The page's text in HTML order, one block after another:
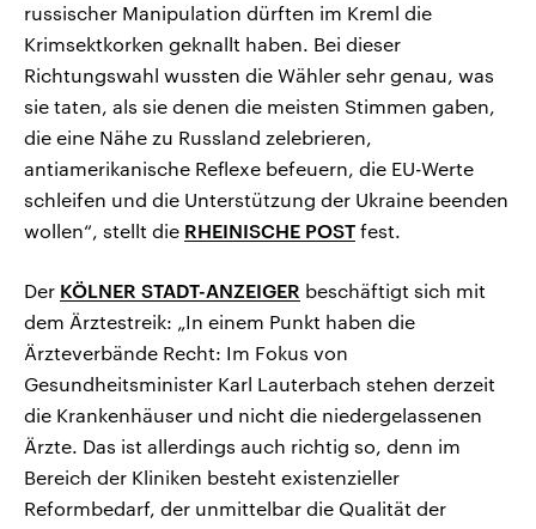
russischer Manipulation dürften im Kreml die
Krimsektkorken geknallt haben. Bei dieser
Richtungswahl wussten die Wähler sehr genau, was
sie taten, als sie denen die meisten Stimmen gaben,
die eine Nähe zu Russland zelebrieren,
antiamerikanische Reflexe befeuern, die EU-Werte
schleifen und die Unterstützung der Ukraine beenden
wollen“, stellt die RHEINISCHE POST fest.
Der KÖLNER STADT-ANZEIGER beschäftigt sich mit
dem Ärztestreik: „In einem Punkt haben die
Ärzteverbände Recht: Im Fokus von
Gesundheitsminister Karl Lauterbach stehen derzeit
die Krankenhäuser und nicht die niedergelassenen
Ärzte. Das ist allerdings auch richtig so, denn im
Bereich der Kliniken besteht existenzieller
Reformbedarf, der unmittelbar die Qualität der